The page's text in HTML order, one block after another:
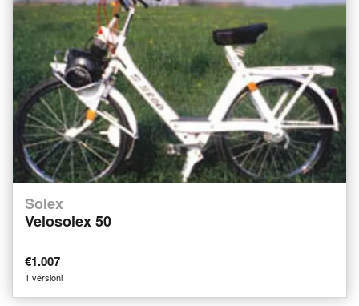
Solex
Velosolex 50
€1.007
1 versioni